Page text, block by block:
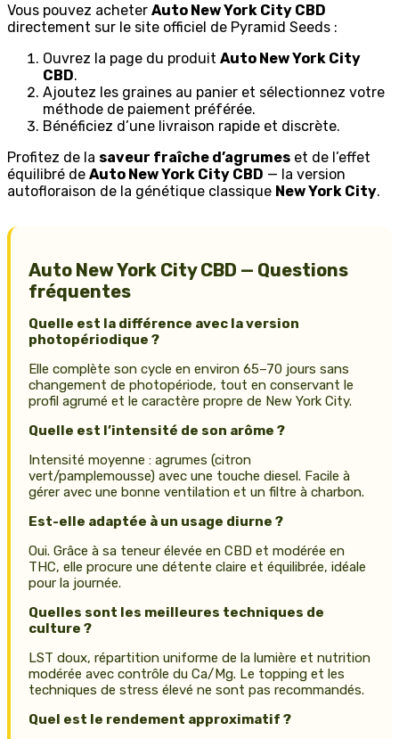
Vous pouvez acheter Auto New York City CBD
directement sur le site officiel de Pyramid Seeds :
Ouvrez la page du produit Auto New York City
CBD.
Ajoutez les graines au panier et sélectionnez votre
méthode de paiement préférée.
Bénéficiez d’une livraison rapide et discrète.
Profitez de la saveur fraîche d’agrumes et de l’effet
équilibré de Auto New York City CBD — la version
autofloraison de la génétique classique New York City.
Auto New York City CBD — Questions
fréquentes
Quelle est la différence avec la version
photopériodique ?
Elle complète son cycle en environ 65–70 jours sans
changement de photopériode, tout en conservant le
profil agrumé et le caractère propre de New York City.
Quelle est l’intensité de son arôme ?
Intensité moyenne : agrumes (citron
vert/pamplemousse) avec une touche diesel. Facile à
gérer avec une bonne ventilation et un filtre à charbon.
Est-elle adaptée à un usage diurne ?
Oui. Grâce à sa teneur élevée en CBD et modérée en
THC, elle procure une détente claire et équilibrée, idéale
pour la journée.
Quelles sont les meilleures techniques de
culture ?
LST doux, répartition uniforme de la lumière et nutrition
modérée avec contrôle du Ca/Mg. Le topping et les
techniques de stress élevé ne sont pas recommandés.
Quel est le rendement approximatif ?